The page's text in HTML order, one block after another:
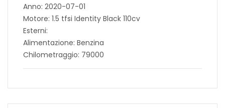
Anno: 2020-07-01
Motore: 1.5 tfsi Identity Black 110cv
Esterni:
Alimentazione: Benzina
Chilometraggio: 79000